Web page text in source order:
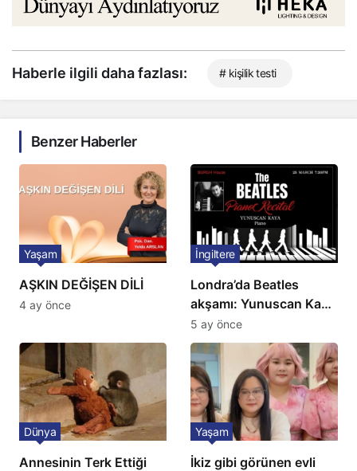
Haberle ilgili daha fazlası: # kişilik testi
Benzer Haberler
AŞKIN DEĞİŞEN DİLİ
Yaşam
4 ay önce
Londra’da Beatles
akşamı: Yunuscan Kaya
klasik yorumuyla
sahnede
İngiltere
5 ay önce
Annesinin Terk Ettiği
Dünya
İkiz gibi görünen evli
Yaşam